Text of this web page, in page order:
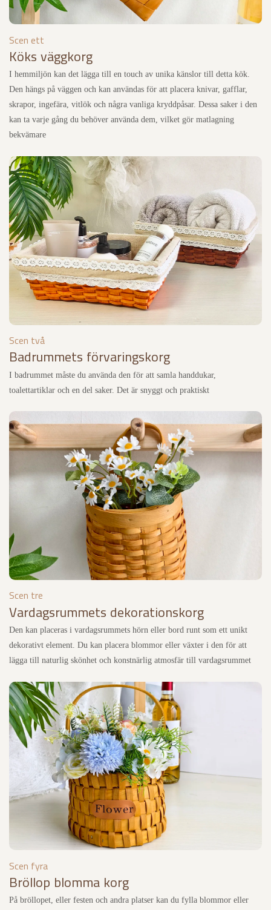
Scen ett
Köks väggkorg
I hemmiljön kan det lägga till en touch av unika känslor till detta kök.
Den hängs på väggen och kan användas för att placera knivar, gafflar,
skrapor, ingefära, vitlök och några vanliga kryddpåsar. Dessa saker i den
kan ta varje gång du behöver använda dem, vilket gör matlagning
bekvämare
Scen två
Badrummets förvaringskorg
I badrummet måste du använda den för att samla handdukar,
toalettartiklar och en del saker. Det är snyggt och praktiskt
Scen tre
Vardagsrummets dekorationskorg
Den kan placeras i vardagsrummets hörn eller bord runt som ett unikt
dekorativt element. Du kan placera blommor eller växter i den för att
lägga till naturlig skönhet och konstnärlig atmosfär till vardagsrummet
Scen fyra
Bröllop blomma korg
På bröllopet, eller festen och andra platser kan du fylla blommor eller